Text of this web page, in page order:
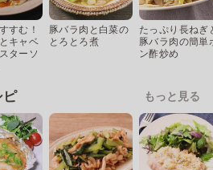
すむ！
キャベ
ターソ
豚バラ肉と白菜の
とろとろ煮
たっぷり長ねぎ
豚バラ肉の簡単
ン酢炒め
ピ もっと見る